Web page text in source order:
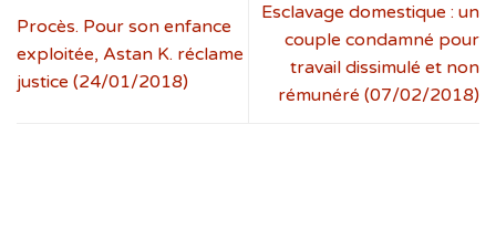
Procès. Pour son enfance
exploitée, Astan K. réclame
justice (24/01/2018)
Esclavage domestique : un
couple condamné pour
travail dissimulé et non
rémunéré (07/02/2018)